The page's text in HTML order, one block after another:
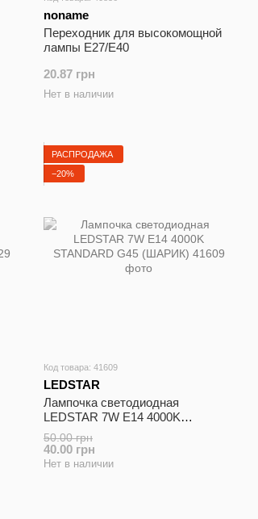
noname
Переходник для высокомощной
лампы Е27/Е40
20.87 грн
Нет в наличии
РАСПРОДАЖА
−20%
Код товара: 41609
LEDSTAR
Лампочка cветодиодная
LEDSTAR 7W E14 4000K
STANDARD G45 (ШАРИК)
50.00 грн
40.00 грн
Нет в наличии